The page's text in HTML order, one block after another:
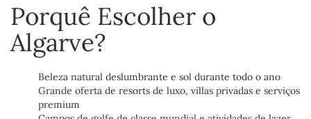
Porquê Escolher o
Algarve?
Beleza natural deslumbrante e sol durante todo o ano
Grande oferta de resorts de luxo, villas privadas e serviços
premium